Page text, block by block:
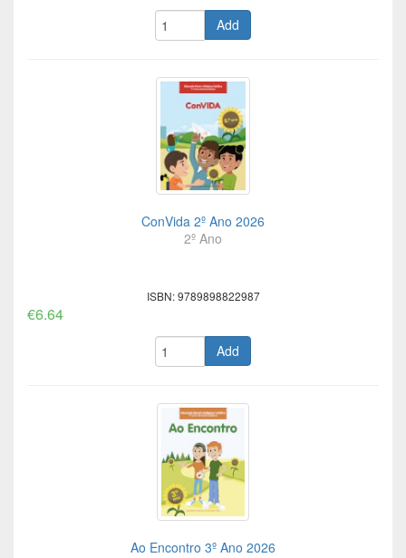
Add
ConVida 2º Ano 2026
2º Ano
ISBN: 9789898822987
€6.64
Add
Ao Encontro 3º Ano 2026